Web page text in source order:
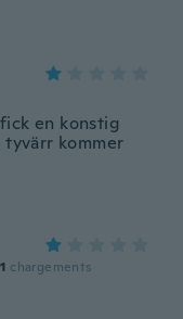
en konstig
kommer
1 chargements